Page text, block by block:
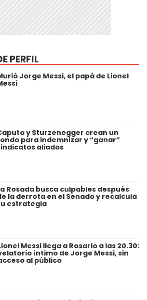
PERFIL
Jorge Messi, el papá de Lionel
y Sturzenegger crean un
para indemnizar y “ganar”
aliados
Rosada busca culpables después
la derrota en el Senado y recalcula
estrategia
Messi llega a Rosario a las 20.30:
íntimo de Jorge Messi, sin
al público